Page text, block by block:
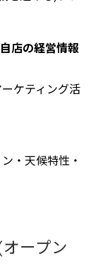
店の経営情報
ケティング活
・天候特性・
ープン